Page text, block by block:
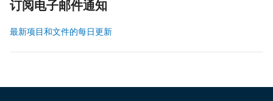
订阅电子邮件通知
最新项目和文件的每日更新